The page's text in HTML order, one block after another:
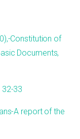
Constitution of
Documents,
32-33
A report of the